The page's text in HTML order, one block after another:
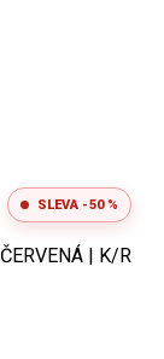
SLEVA -50 %
| K/R